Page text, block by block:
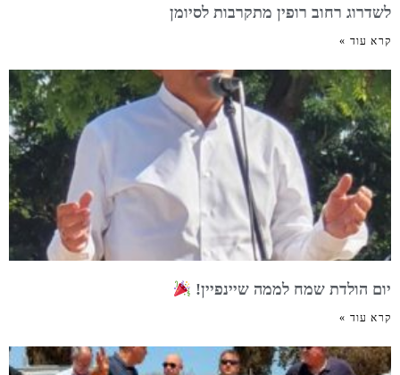
לשדרוג רחוב רופין מתקרבות לסיומן
קרא עוד »
יום הולדת שמח לממה שיינפיין!
קרא עוד »